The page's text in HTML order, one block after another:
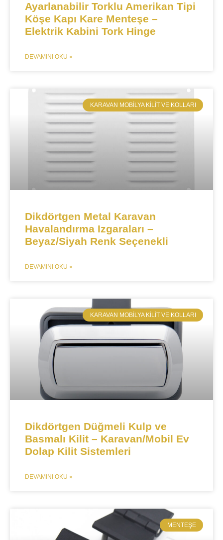
Ayarlanabilir Torklu Amerikan Tipi
Köşe Kapı Kare Menteşe –
Elektrik Kabini Tork Hinge​​
DEVAMINI OKU »
​KARAVAN MOBILYA KILIT VE KOLLARI
​​Dikdörtgen Metal Karavan
Havalandırma Izgaraları –
Beyaz/Siyah Renk Seçenekli​​
DEVAMINI OKU »
​KARAVAN MOBILYA KILIT VE KOLLARI
​​Dikdörtgen Düğmeli Kulp ve
Basmalı Kilit – Karavan/Mobil Ev
Dolap Kilit Sistemleri​
DEVAMINI OKU »
MENTEŞE​